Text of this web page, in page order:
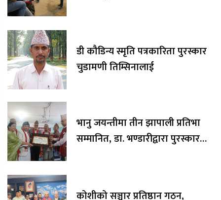
डी कौडिन्य स्मृति पत्रकारिता पुरस्कार
चुडामणी तिम्सिनालाई
भानु जयन्तीमा तीन झापाली प्रतिभा
सम्मानित, डा. भण्डारीद्वारा पुरस्कार
कोशीको सञ्चार प्रतिष्ठान गठन,